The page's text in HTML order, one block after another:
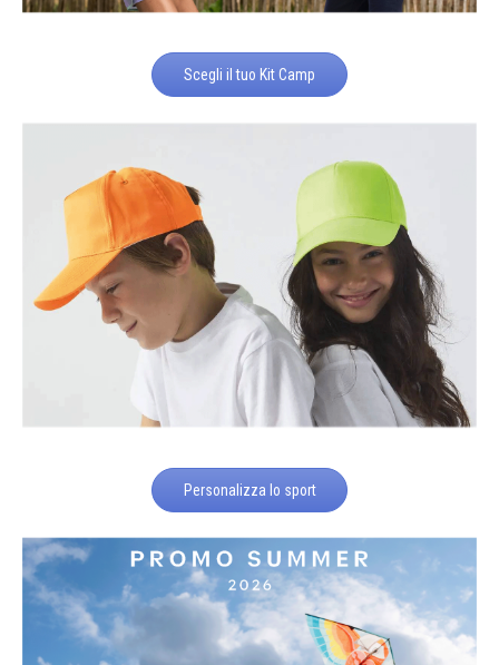
Scegli il tuo Kit Camp
Personalizza lo sport